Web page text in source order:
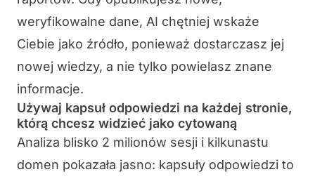
weryfikowalne dane, AI chętniej wskaże
Ciebie jako źródło, ponieważ dostarczasz jej
nowej wiedzy, a nie tylko powielasz znane
informacje.
Używaj kapsuł odpowiedzi na każdej stronie,
którą chcesz widzieć jako cytowaną
Analiza blisko 2 milionów sesji i kilkunastu
domen pokazała jasno: kapsuły odpowiedzi to